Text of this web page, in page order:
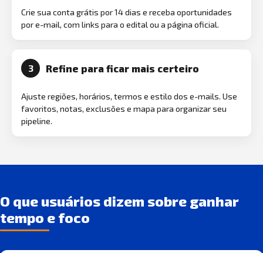
Crie sua conta grátis por 14 dias e receba oportunidades
por e-mail, com links para o edital ou a página oficial.
3 Refine para ficar mais certeiro
Ajuste regiões, horários, termos e estilo dos e-mails. Use
favoritos, notas, exclusões e mapa para organizar seu
pipeline.
O que usuários dizem sobre ganhar
tempo e foco